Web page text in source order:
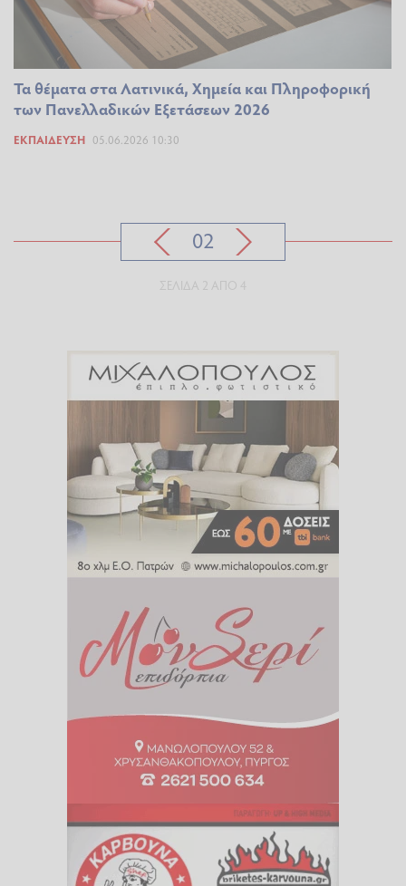
Τα θέματα στα Λατινικά, Χημεία και Πληροφορική
των Πανελλαδικών Εξετάσεων 2026
ΕΚΠΑΊΔΕΥΣΗ 05.06.2026 10:30
02
ΣΕΛΊΔΑ 2 ΑΠΌ 4